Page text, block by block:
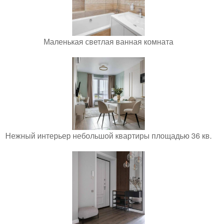
Маленькая светлая ванная комната
Нежный интерьер небольшой квартиры площадью 36 кв.